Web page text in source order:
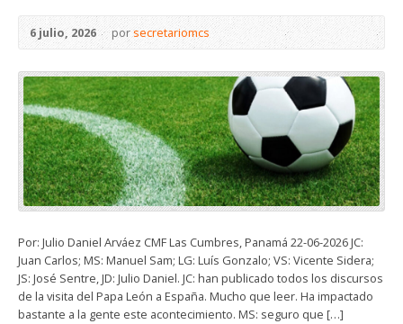
6 julio, 2026 porsecretariomcs
Por: Julio Daniel Arváez CMF Las Cumbres, Panamá 22-06-2026 JC:
Juan Carlos; MS: Manuel Sam; LG: Luís Gonzalo; VS: Vicente Sidera;
JS: José Sentre, JD: Julio Daniel. JC: han publicado todos los discursos
de la visita del Papa León a España. Mucho que leer. Ha impactado
bastante a la gente este acontecimiento. MS: seguro que […]